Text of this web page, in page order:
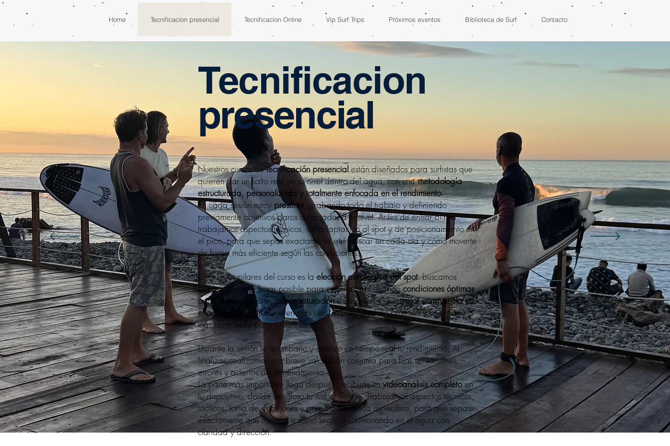
Home Tecnificacion presencial Tecnificacion Online Vip Surf Trips Próximos eventos Biblioteca de Surf Contacto
Tecnificacion
presencial
Nuestros cursos detecnificación presencialestán diseñados para surfistas que
quieren dar un salto real en su nivel dentro del agua, con unametodología
estructurada, personalizada y totalmente enfocada en el rendimiento.
En cada sesión estoy presente, grabando todo el trabajo y definiendo
previamente objetivos claros adaptados a tu nivel. Antes de entrar al mar
trabajamos aspectos técnicos, de adaptación al spot y de posicionamiento en
el pico, para que sepas exactamente qué buscar en cada ola y cómo moverte
de forma más eficiente según las condiciones.
Uno de los pilares del curso es la elección estratégica del spot: buscamos
siempre el mejor lugar posible para entrenar, priorizandocondiciones óptimas
para el aprendizaje,menor saturaciónde surfistas y unamejor convivencia en
el agua
. Esto se traduce en más olas, más calidad de práctica y un entorno
más controlado para progresar.
Durante la sesión te acompaño y analizo en tiempo real tu rendimiento. Al
finalizar, realizamos una breve valoración conjunta para fijar sensaciones,
errores y aciertos del entrenamiento.
La parte más importante llega después: recibirás unvideoanálisis completoen
tu dispositivo, donde desgloso tu surf al detalle. Trabajamos aspectos técnicos,
tácticos, toma de decisiones y preparación física específica, para que sepas
exactamente qué mejorar y cómo seguir evolucionando en el agua con
claridad y dirección.